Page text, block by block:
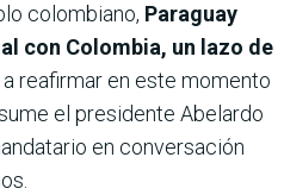
colombiano, Paraguay
con Colombia, un lazo de
reafirmar en este momento
el presidente Abelardo
en conversación